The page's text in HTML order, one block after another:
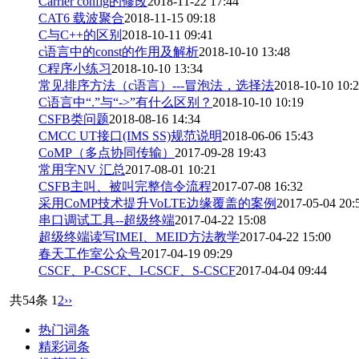
CAT6 载波聚合2018-11-15 09:18
C与C++的区别 2018-10-11 09:41
c语言中的const的作用及解析2018-10-10 13:48
C程序小练习2018-10-10 13:34
常见排序方法（c语言）---冒泡法，选择法2018-10-10
C语言中“.”与“->”有什么区别？ 2018-10-10 10:19
CSFB类问题2018-08-16 14:34
CMCC UT接口(IMS SS)规范说明2018-06-06 15:43
CoMP（多点协同传输） 2017-09-28 19:43
常用字NV 汇总2017-08-01 10:21
CSFB主叫、被叫完整信令流程2017-07-08 16:32
采用CoMP技术提升VoLTE边缘覆盖的案例 2017-05-04
串口调试工具--超级终端2017-04-22 15:08
超级终端读写IMEI、MEID方法教学2017-04-22 15:00
春天工作室公众号2017-04-19 09:29
CSCF、P-CSCF、I-CSCF、S-CSCF2017-04-04 09:44
共54条 1 2››
热门词条
精彩词条